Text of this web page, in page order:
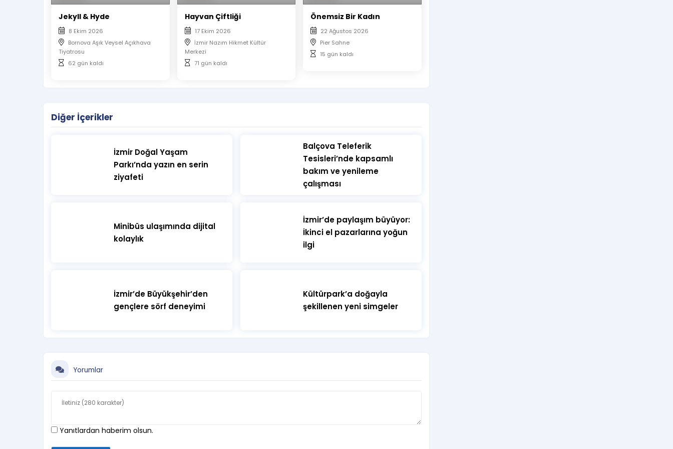
Etkinlik girişinde bilet kontrolü yapılacaktır, biletinizi telefondan göstermeniz gerekmektedir.
Misafirlerin belirtilen oturma düzenine uyması zorunludur. Etkinlik boyunca belirlenen koltuklarda
oturulması gerekmektedir.
Jekyll & Hyde
8 Ekim 2026
Bornova Aşık Veysel Açıkhava
Tiyatrosu
62 gün kaldı
Hayvan Çiftliği
17 Ekim 2026
İzmir Nazım Hikmet Kültür
Merkezi
71 gün kaldı
Önemsiz Bir Kadın
22 Ağustos 2026
Pier Sahne
15 gün kaldı
Diğer İçerikler
İzmir Doğal Yaşam
Parkı’nda yazın en serin
ziyafeti
​Balçova Teleferik
Tesisleri’nde kapsamlı
bakım ve yenileme
çalışması
Minibüs ulaşımında dijital
kolaylık
İzmir’de paylaşım büyüyor:
İkinci el pazarlarına yoğun
ilgi
İzmir’de Büyükşehir’den
gençlere sörf deneyimi
Kültürpark’a doğayla
şekillenen yeni simgeler
Yorumlar
Yanıtlardan haberim olsun.